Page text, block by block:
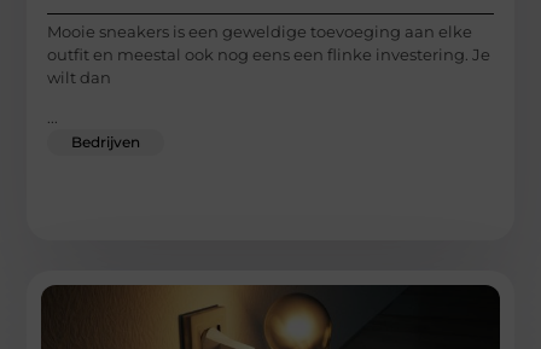
Mooie sneakers is een geweldige toevoeging aan elke
outfit en meestal ook nog eens een flinke investering. Je
wilt dan
...
Bedrijven